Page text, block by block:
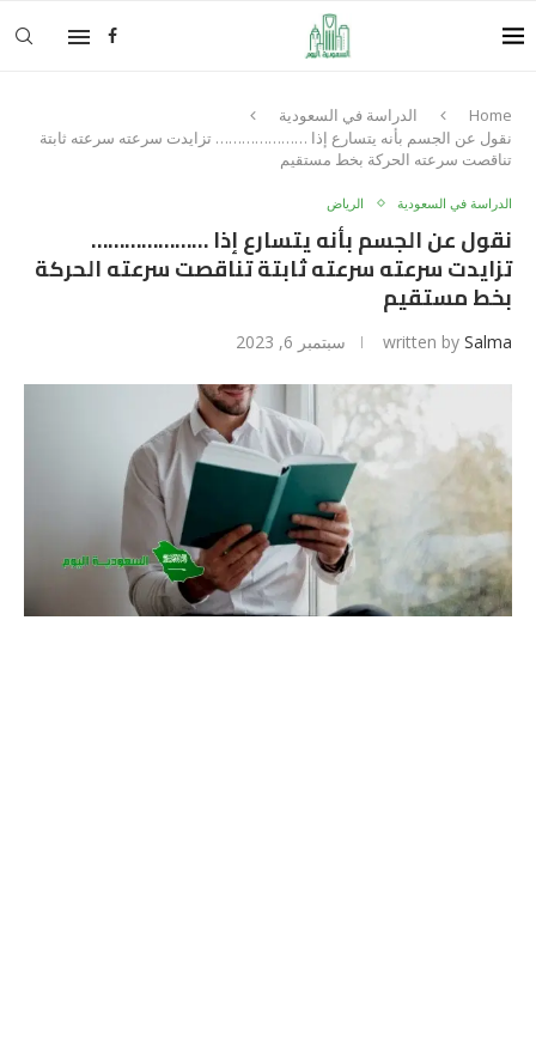
Home
الدراسة في السعودية
نقول عن الجسم بأنه يتسارع إذا ………………… تزايدت سرعته سرعته ثابتة
تناقصت سرعته الحركة بخط مستقيم
الدراسة في السعودية الرياض
نقول عن الجسم بأنه يتسارع إذا …………………
تزايدت سرعته سرعته ثابتة تناقصت سرعته الحركة
بخط مستقيم
written by Salma سبتمبر 6, 2023